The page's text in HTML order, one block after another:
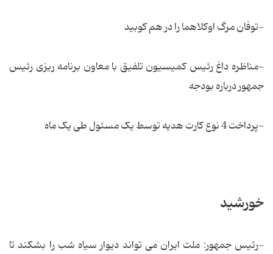
-توفان مرگ اوکلاهما را در هم کوبید
-مناظره داغ رئیس کمیسیون تلفیق با معاون برنامه ریزی رئیس
جمهور درباره بودجه
-پرداخت 4 نوع کارت هدیه توسط یک مسئول طی یک ماه
خورشید
-رئیس جمهور: ملت ایران می تواند دیوار سیاه شب را بشکند تا